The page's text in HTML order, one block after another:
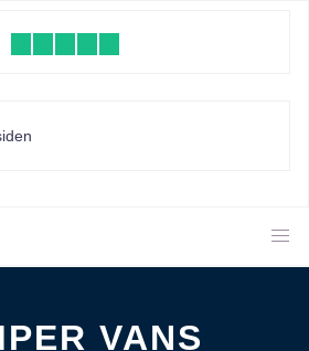
VANS